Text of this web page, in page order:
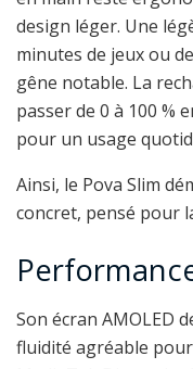
design léger. Une
minutes de jeux ou
gêne notable. La
passer de 0 à 100 %
pour un usage
Ainsi, le Pova Slim
concret, pensé pour
Son écran AMOLED
fluidité agréable